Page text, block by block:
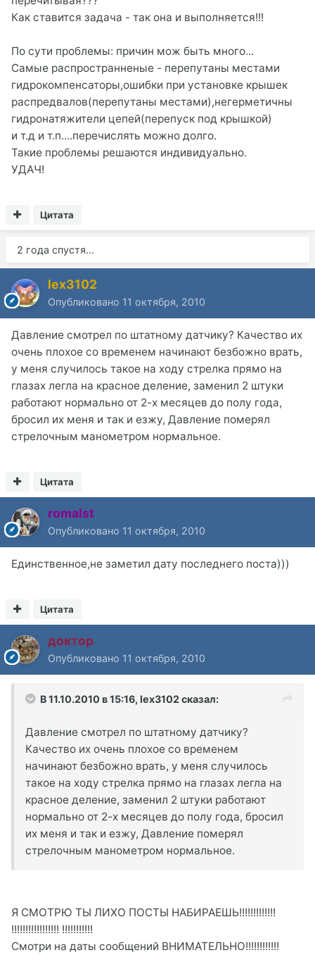
Как ставится задача - так она и выполняется!!!
По сути проблемы: причин мож быть много...
Самые распространненые - перепутаны местами
гидрокомпенсаторы,ошибки при установке крышек
распредвалов(перепутаны местами),негерметичны
гидронатяжители цепей(перепуск под крышкой)
и т.д и т.п....перечислять можно долго.
Такие проблемы решаются индивидуально.
УДАЧ!
Цитата
2 года спустя...
lex3102
Опубликовано 11 октября, 2010
Давление смотрел по штатному датчику? Качество их
очень плохое со временем начинают безбожно врать,
у меня случилось такое на ходу стрелка прямо на
глазах легла на красное деление, заменил 2 штуки
работают нормально от 2-х месяцев до полу года,
бросил их меня и так и езжу, Давление померял
стрелочным манометром нормальное.
Цитата
romalst
Опубликовано 11 октября, 2010
Единственное,не заметил дату последнего поста)))
Цитата
доктор
Опубликовано 11 октября, 2010
В 11.10.2010 в 15:16, lex3102 сказал:
Давление смотрел по штатному датчику?
Качество их очень плохое со временем
начинают безбожно врать, у меня случилось
такое на ходу стрелка прямо на глазах легла на
красное деление, заменил 2 штуки работают
нормально от 2-х месяцев до полу года, бросил
их меня и так и езжу, Давление померял
стрелочным манометром нормальное.
Я СМОТРЮ ТЫ ЛИХО ПОСТЫ НАБИРАЕШЬ!!!!!!!!!!!!!
!!!!!!!!!!!!!!!!! !!!!!!!!!!!
Смотри на даты сообщений ВНИМАТЕЛЬНО!!!!!!!!!!!!